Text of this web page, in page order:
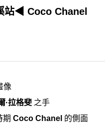
站◀ Coco Chanel
像
·拉格斐 之手
期 Coco Chanel 的側面